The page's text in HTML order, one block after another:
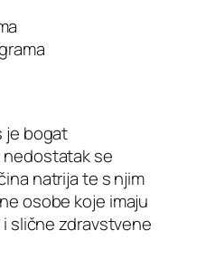
je bogat
nedostatak se
natrija te s njim
osobe koje imaju
slične zdravstvene